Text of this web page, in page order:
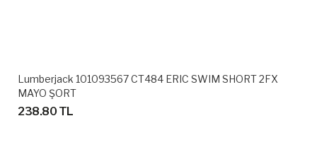
Lumberjack 101093567 CT484 ERIC SWIM SHORT 2FX
MAYO ŞORT
238.80 TL